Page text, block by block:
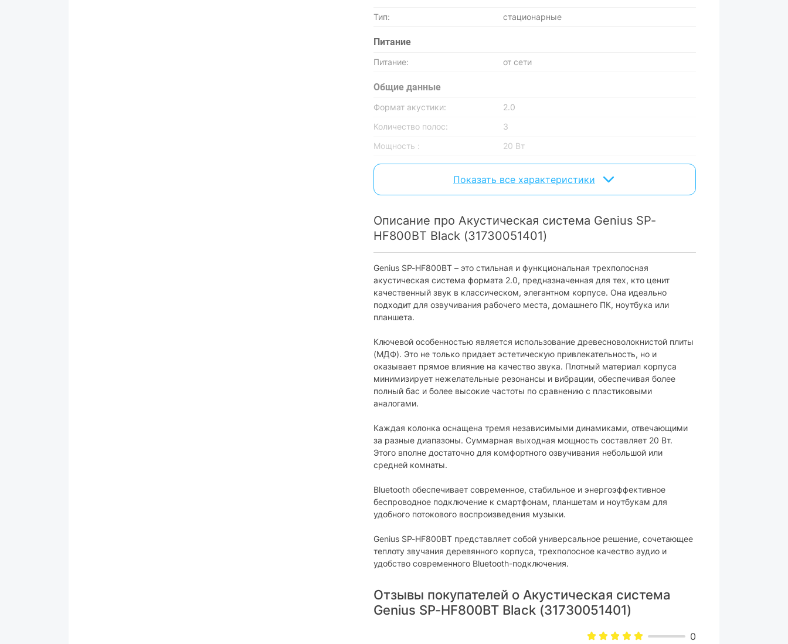
Тип: стационарные
Питание
Питание: от сети
Общие данные
Формат акустики:
2.0
Количество полос:
3
Мощность :
20 Вт
Частотный диапазон:
80 – 20 000 Гц
Интерфейсы
USB Type-A:
есть
Беспроводная связь
Bluetooth: есть
Разъемы
Аудио:
USB:
есть
Колонки
Мощность сателлитов:
2 х 10 Вт
Материал корпуса
Диаметр динамиков
сателлитов:
2 х 2", 1"
Габариты сателлитов:
Физические характеристики
Габариты общие:
188 х 222 х 133 мм
Вес общий:
1.915 кг
Комплектация
Показать все характеристики
Описание про Акустическая система Genius SP-
HF800BT Black (31730051401)
Genius SP-HF800BT – это стильная и функциональная трехполосная
акустическая система формата 2.0, предназначенная для тех, кто ценит
качественный звук в классическом, элегантном корпусе. Она идеально
подходит для озвучивания рабочего места, домашнего ПК, ноутбука или
планшета.
Ключевой особенностью является использование древесноволокнистой плиты
(МДФ). Это не только придает эстетическую привлекательность, но и
оказывает прямое влияние на качество звука. Плотный материал корпуса
минимизирует нежелательные резонансы и вибрации, обеспечивая более
полный бас и более высокие частоты по сравнению с пластиковыми
аналогами.
Каждая колонка оснащена тремя независимыми динамиками, отвечающими
за разные диапазоны. Суммарная выходная мощность составляет 20 Вт.
Этого вполне достаточно для комфортного озвучивания небольшой или
средней комнаты.
Bluetooth обеспечивает современное, стабильное и энергоэффективное
беспроводное подключение к смартфонам, планшетам и ноутбукам для
удобного потокового воспроизведения музыки.
Genius SP-HF800BT представляет собой универсальное решение, сочетающее
теплоту звучания деревянного корпуса, трехполосное качество аудио и
удобство современного Bluetooth-подключения.
Отзывы покупателей о Акустическая система
Genius SP-HF800BT Black (31730051401)
0